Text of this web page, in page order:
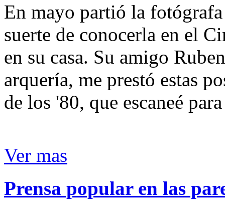
En mayo partió la
suerte de conocerla en el
en su casa. Su amigo
arquería, me prestó estas
de los '80, que escaneé
Ver mas
Prensa popular en las